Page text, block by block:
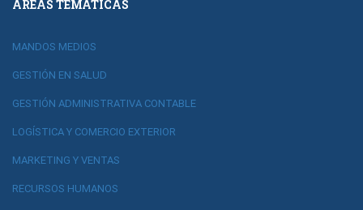
ÁREAS TEMÁTICAS
MANDOS MEDIOS
GESTIÓN EN SALUD
GESTIÓN ADMINISTRATIVA CONTABLE
LOGÍSTICA Y COMERCIO EXTERIOR
MARKETING Y VENTAS
RECURSOS HUMANOS